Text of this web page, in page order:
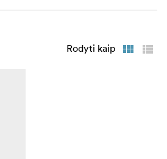
Rodyti kaip